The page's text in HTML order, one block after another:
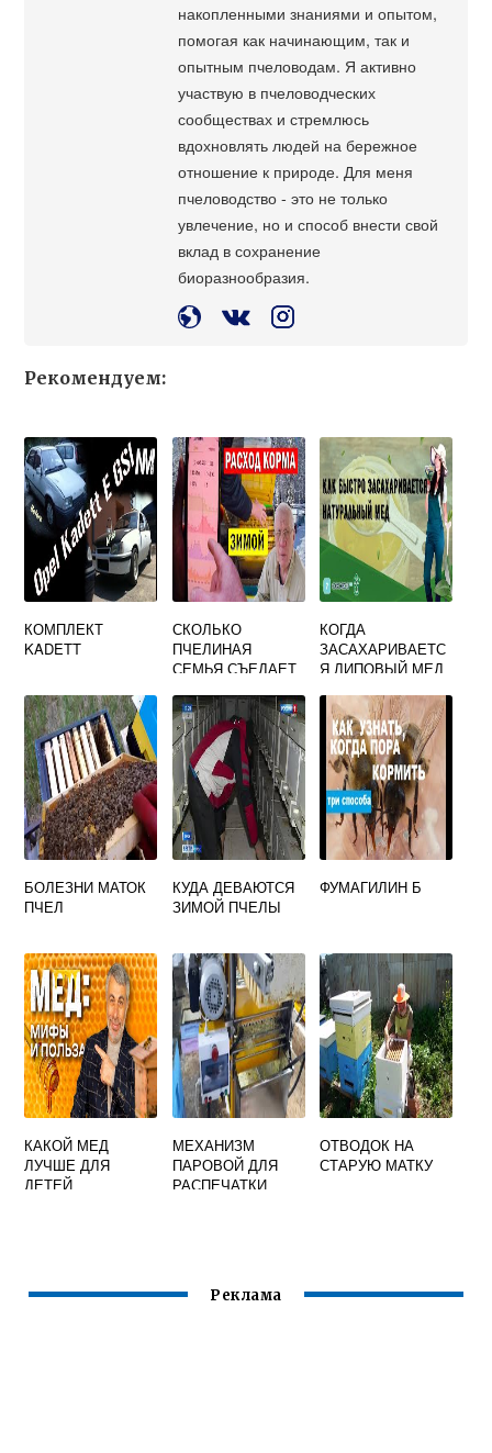
накопленными знаниями и опытом,
помогая как начинающим, так и
опытным пчеловодам. Я активно
участвую в пчеловодческих
сообществах и стремлюсь
вдохновлять людей на бережное
отношение к природе. Для меня
пчеловодство - это не только
увлечение, но и способ внести свой
вклад в сохранение
биоразнообразия.
Рекомендуем:
КОМПЛЕКТ
KADETT
СКОЛЬКО
ПЧЕЛИНАЯ
СЕМЬЯ СЪЕДАЕТ
КОГДА
ЗАСАХАРИВАЕТС
Я ЛИПОВЫЙ МЕД
БОЛЕЗНИ МАТОК
ПЧЕЛ
КУДА ДЕВАЮТСЯ
ЗИМОЙ ПЧЕЛЫ
ФУМАГИЛИН Б
КАКОЙ МЕД
ЛУЧШЕ ДЛЯ
ДЕТЕЙ
МЕХАНИЗМ
ПАРОВОЙ ДЛЯ
РАСПЕЧАТКИ
ОТВОДОК НА
СТАРУЮ МАТКУ
Реклама